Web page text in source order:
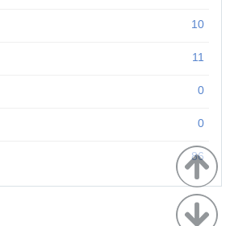
10
11
0
0
86